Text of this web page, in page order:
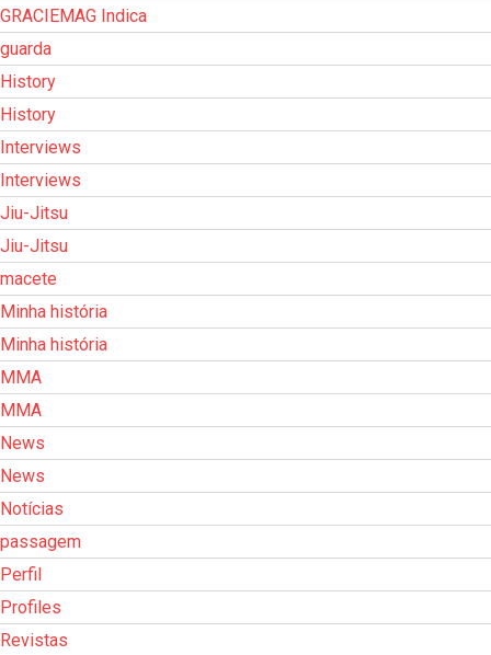
GRACIEMAG Indica
guarda
History
History
Interviews
Interviews
Jiu-Jitsu
Jiu-Jitsu
macete
Minha história
Minha história
MMA
MMA
News
News
Notícias
passagem
Perfil
Profiles
Revistas